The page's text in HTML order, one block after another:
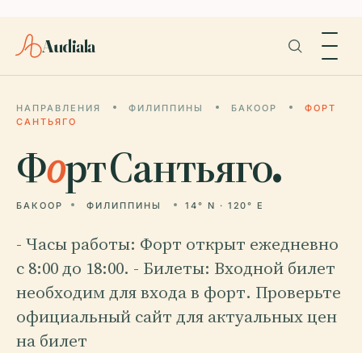
Audiala
НАПРАВЛЕНИЯ ФИЛИППИНЫ БАКООР
ФОРТ
САНТЬЯГО
Форт Сантьяго.
БАКООР ФИЛИППИНЫ 14° N · 120° E
- Часы работы: Форт открыт ежедневно
с 8:00 до 18:00. - Билеты: Входной билет
необходим для входа в форт. Проверьте
официальный сайт для актуальных цен
на билет